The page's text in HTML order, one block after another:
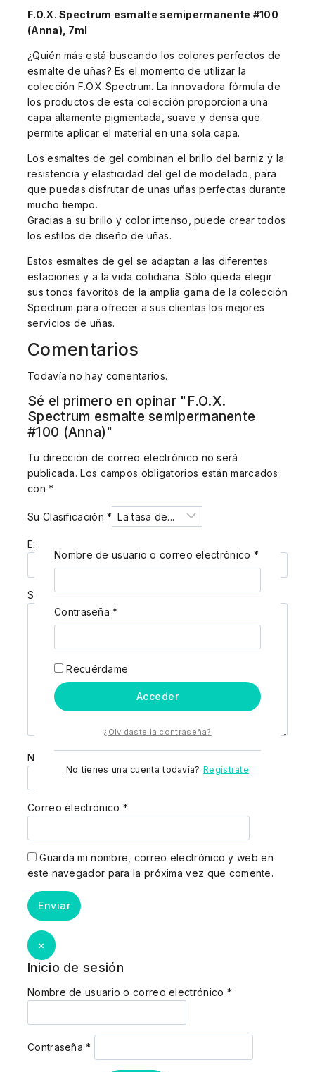
F.O.X. Spectrum esmalte semipermanente #100
(Anna), 7ml
¿Quién más está buscando los colores perfectos de
esmalte de uñas? Es el momento de utilizar la
colección F.O.X Spectrum. La innovadora fórmula de
los productos de esta colección proporciona una
capa altamente pigmentada, suave y densa que
permite aplicar el material en una sola capa.
Los esmaltes de gel combinan el brillo del barniz y la
resistencia y elasticidad del gel de modelado, para
que puedas disfrutar de unas uñas perfectas durante
mucho tiempo.
Gracias a su brillo y color intenso, puede crear todos
los estilos de diseño de uñas.
Estos esmaltes de gel se adaptan a las diferentes
estaciones y a la vida cotidiana. Sólo queda elegir
sus tonos favoritos de la amplia gama de la colección
Spectrum para ofrecer a sus clientas los mejores
servicios de uñas.
Comentarios
Todavía no hay comentarios.
Sé el primero en opinar "F.O.X.
Spectrum esmalte semipermanente
#100 (Anna)"
Tu dirección de correo electrónico no será
publicada. Los campos obligatorios están marcados
con*
Su Clasificación*
Examen de título
Su Revisión*
Nombre
Correo electrónico *
Guarda mi nombre, correo electrónico y web en
este navegador para la próxima vez que comente.
×
Inicio de sesión
Nombre de usuario o correo electrónico *
Contraseña*
Nombre de usuario o correo electrónico *
Contraseña*
Recuérdame
Acceder
¿Olvidaste la contraseña?
No tienes una cuenta todavía? Regístrate